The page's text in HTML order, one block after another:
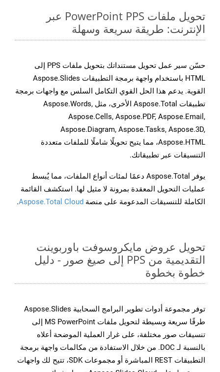
تحويل ملفات PowerPoint PPS عبر
الإنترنت: طريقة سريعة وسهلة
حسّن سير عمل تحويل مستنداتك بتحويل ملفات PPS إلى
HTML باستخدام واجهة برمجة التطبيقات Aspose.Slides
القوية. يدعم هذا الحل القوي التكامل السلس مع واجهات برمجة
تطبيقات Aspose.Total الأخرى، مثل Aspose.Words,
Aspose.Cells, Aspose.PDF, Aspose.Email,
Aspose.Diagram, Aspose.Tasks, Aspose.3D,
Aspose.HTML، مما يتيح تحويلًا شاملًا للملفات متعددة
التنسيقات عبر تطبيقاتك.
يوفر Aspose.Total دعمًا لمئات أنواع الملفات، مما يُبسط
عمليات التحويل المعقدة بمرونة لا مثيل لها. استكشف القائمة
الكاملة للتنسيقات المدعومة على منصة Aspose.Total Cloud
.
تحويل عروض مايكروسوفت باوربوينت
التقديمية من PPS إلى صيغ صور - دليل
خطوة بخطوة
توفر مجموعة أدوات تطوير البرامج السحابية Aspose.Slides
طرقًا سريعة وبسيطة لتحويل ملفات MS PowerPoint إلى
تنسيقات صور مختلفة، على غرار العملية الموضحة أعلاه
بالنسبة لـ DOC. من خلال الاستفادة من مكالمات واجهة برمجة
التطبيقات REST المباشرة أو مجموعات SDK، تتيح لك واجهات